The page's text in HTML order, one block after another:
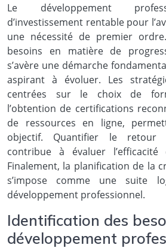
Le développement
d’investissement rentable pour
une nécessité de premier
besoins en matière de
s’avère une démarche
aspirant à évoluer. Les
centrées sur le choix de
l’obtention de certifications
de ressources en ligne,
objectif. Quantifier le retour
contribue à évaluer l’efficacité
Finalement, la planification de la
s’impose comme une suite
développement professionnel.
Identification des
développement